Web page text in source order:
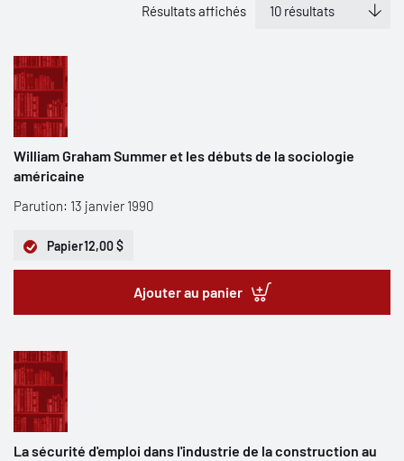
Résultats affichés
William Graham Summer et les débuts de la sociologie
américaine
Parution: 13 janvier 1990
Papier12,00 $
Ajouter au panier
La sécurité d'emploi dans l'industrie de la construction au